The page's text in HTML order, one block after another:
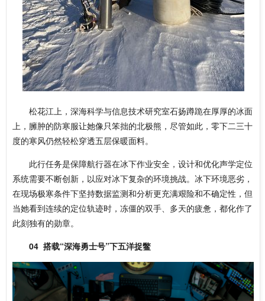
松花江上，深海科学与信息技术研究室石扬蹲跪在厚厚的冰面
上，臃肿的防寒服让她像只笨拙的北极熊，尽管如此，零下二三十
度的寒风仍然轻松穿透五层保暖面料。
此行任务是保障航行器在冰下作业安全，设计和优化声学定位
系统需要不断创新，以应对冰下复杂的环境挑战。冰下环境恶劣，
在现场极寒条件下坚持数据监测和分析更充满艰险和不确定性，但
当她看到连续的定位轨迹时，冻僵的双手、多天的疲惫，都化作了
此刻独有的勋章。
04 搭载“深海勇士号”下五洋捉鳖